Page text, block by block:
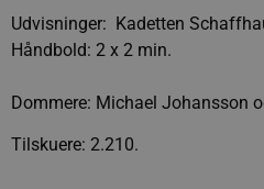
Udvisninger: Kadetten
Håndbold: 2 x 2 min.
Dommere: Michael Johansson
Tilskuere: 2.210.